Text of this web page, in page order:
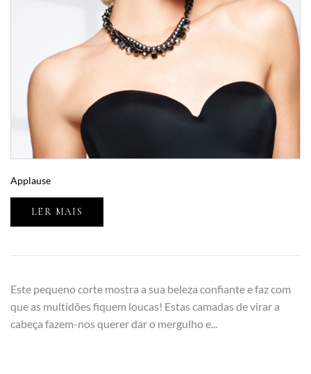
Applause
LER MAIS
Este pequeno corte mostra a sua beleza confiante e faz com
que as multidões fiquem loucas! Estas camadas de virar a
cabeça fazem-nos querer dar o mergulho e...